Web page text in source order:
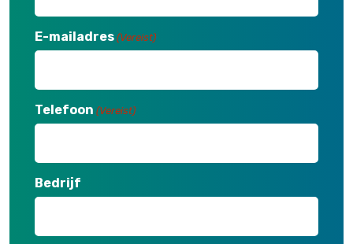
E-mailadres (Vereist)
Telefoon (Vereist)
Bedrijf